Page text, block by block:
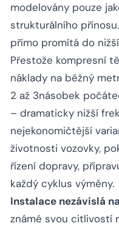
modelovány pouze
strukturálního
přímo promítá do
Přestože kompresní
náklady na běžný
2 až 3násobek
– dramaticky nižší
nejekonomičtější
životnosti vozovky,
řízení dopravy,
každý cyklus výměny.
Instalace nezávislá
známé svou citlivostí